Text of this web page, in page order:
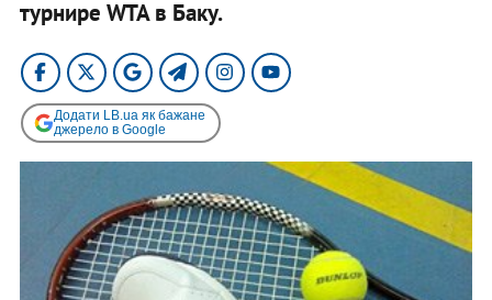
турнире WTA в Баку.
Додати LB.ua як бажане
джерело в Google